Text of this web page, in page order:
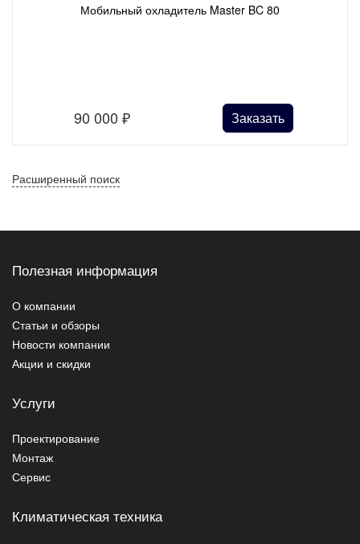
Мобильный охладитель Master BC 80
90 000₽ Заказать
Расширенный поиск
Полезная информация
О компании
Статьи и обзоры
Новости компании
Акции и скидки
Услуги
Проектирование
Монтаж
Сервис
Климатическая техника